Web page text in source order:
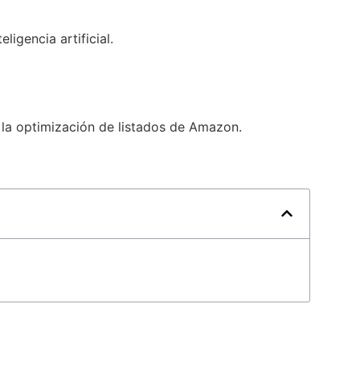
artificial.
optimización de listados de Amazon.